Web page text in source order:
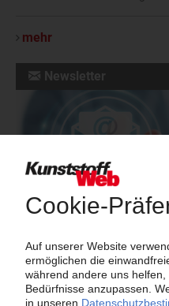
mehr
Newsletter
Die wichtigsten Nachrichten
Ich habe die